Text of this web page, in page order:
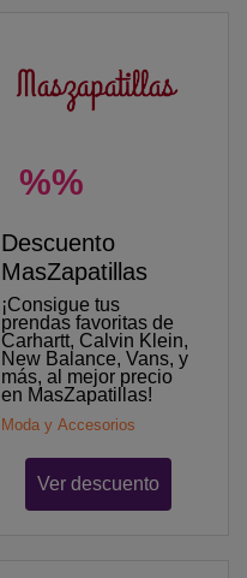
%%
Descuento
MasZapatillas
¡Consigue tus
prendas favoritas de
Carhartt, Calvin Klein,
New Balance, Vans, y
más, al mejor precio
en MasZapatillas!
Moda y Accesorios
Ver descuento